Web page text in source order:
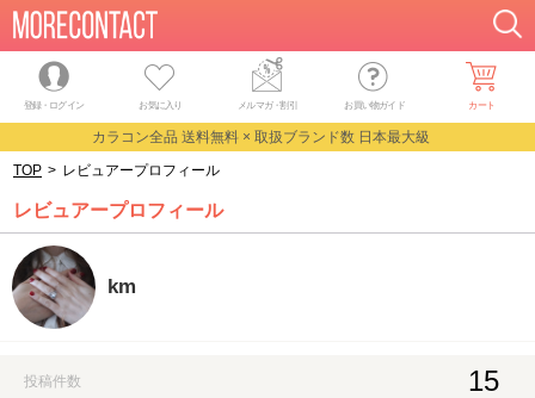
登録・ログイン お気に入り メルマガ・割引 お買い物ガイド カート
カラコン全品 送料無料 × 取扱ブランド数 日本最大級
TOP > レビュアープロフィール
レビュアープロフィール
km
投稿件数 15